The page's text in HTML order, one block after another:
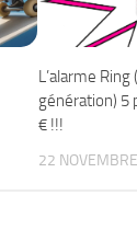
L’alarme Ring
génération) 5
€ !!!
22